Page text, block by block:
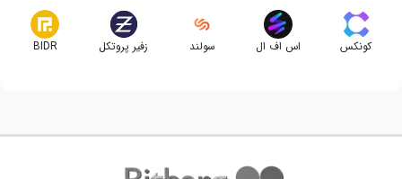
کونکس اس اف ال سولند زفیر پروتکل BIDR